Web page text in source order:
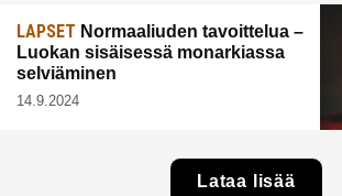
LAPSET Normaaliuden tavoittelua –
Luokan sisäisessä monarkiassa
selviäminen
14.9.2024
Lataa lisää